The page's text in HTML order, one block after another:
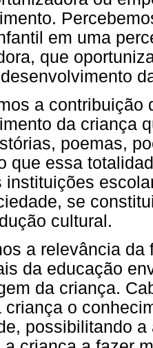
em uma
que
a contribuição
da criança
poemas,
que essa
instituições
se
cultural.
a relevância
da educação
da criança.
criança o
possibilitando